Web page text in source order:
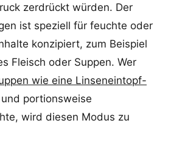
zerdrückt würden. Der
ist speziell für feuchte oder
konzipiert, zum Beispiel
Fleisch oder Suppen. Wer
wie eine Linseneintopf-
portionsweise
wird diesen Modus zu